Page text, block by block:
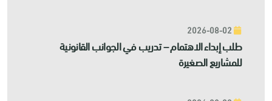
طلب إبداء الاهتمام – تدريب في الجوانب القانونية
للمشاريع الصغيرة